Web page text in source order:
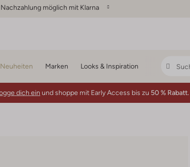
Nachzahlung möglich mit Klarna
Neuheiten Marken Looks & Inspiration
dich ein und shoppe mit Early Access bis zu 50 % Rabatt.